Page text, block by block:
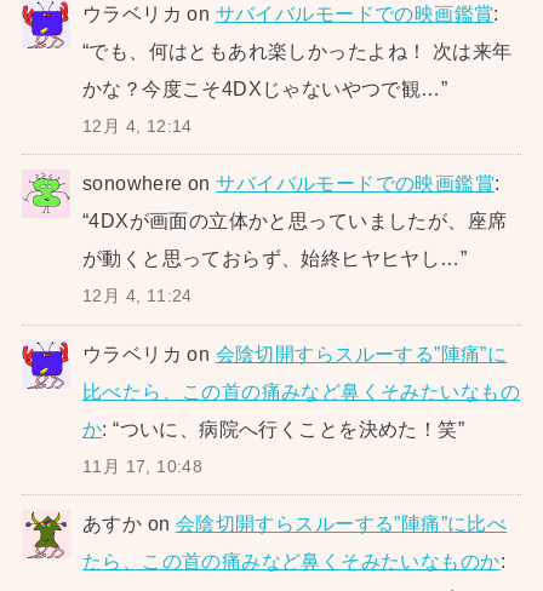
ウラベリカ on サバイバルモードでの映画鑑賞:
“でも、何はともあれ楽しかったよね！ 次は来年
かな？今度こそ4DXじゃないやつで観…”
12月 4, 12:14
sonowhere onサバイバルモードでの映画鑑賞:
“4DXが画面の立体かと思っていましたが、座席
が動くと思っておらず、始終ヒヤヒヤし…”
12月 4, 11:24
ウラベリカ on 会陰切開すらスルーする”陣痛”に
比べたら、この首の痛みなど鼻くそみたいなもの
か: “ついに、病院へ行くことを決めた！笑”
11月 17, 10:48
あすか on 会陰切開すらスルーする”陣痛”に比べ
たら、この首の痛みなど鼻くそみたいなものか: